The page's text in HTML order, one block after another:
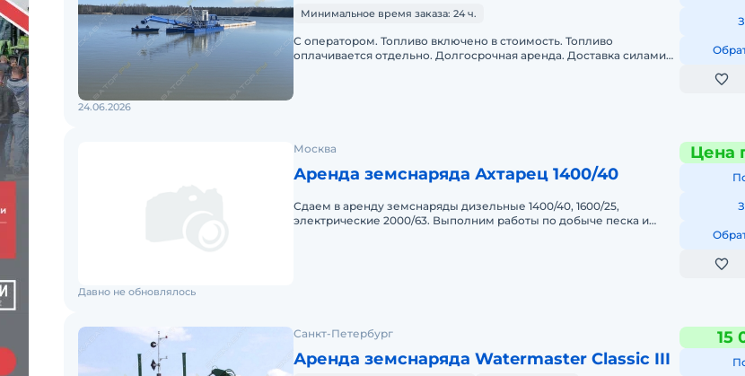
Минимальное время заказа: 24 ч.
С оператором. Топливо включено в стоимость. Топливо
оплачивается отдельно. Долгосрочная аренда. Доставка силами
24.06.2026
Москва
Аренда земснаряда Ахтарец 1400/40
Сдаем в аренду земснаряды дизельные 1400/40, 1600/25,
электрические 2000/63. Выполним работы по добыче песка и
Цена
Давно не обновлялось
Санкт-Петербург
Аренда земснаряда Watermaster Classic III
15